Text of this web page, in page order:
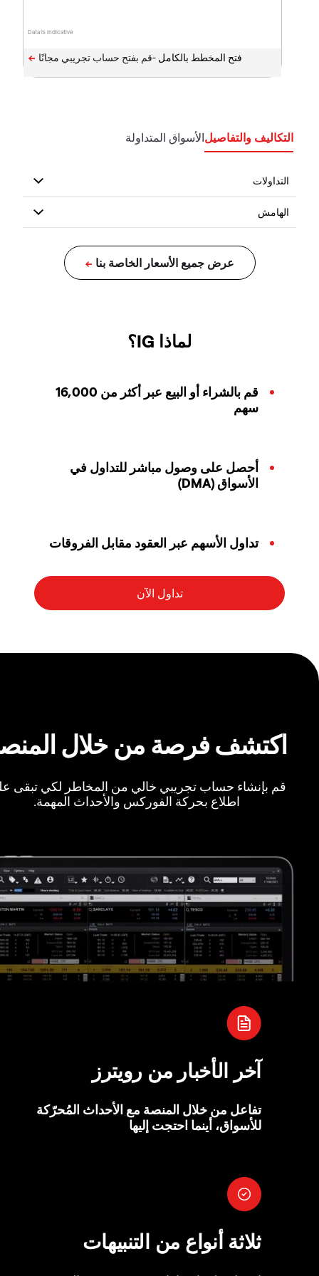
Data is indicative
فتح المخطط بالكامل -
التكاليف والتفاصيلالأسواق المتداولة
لماذا IG؟
قم بالشراء أو البيع عبر أكثر من 16,000
سهم
أحصل على وصول مباشر للتداول في
الأسواق (DMA)
تداول الأسهم عبر العقود مقابل الفروقات
اكتشف فرصة من خلال
قم بإنشاء حساب تجريبي خالي من المخاطر لكي تبقى
اطلاع بحركة الفوركس والأحداث المهمة.
آخر الأخبار من رويترز
تفاعل من خلال المنصة مع الأحداث المُحرّكة
للأسواق، أينما احتجت إليها
ثلاثة أنواع من التنبيهات